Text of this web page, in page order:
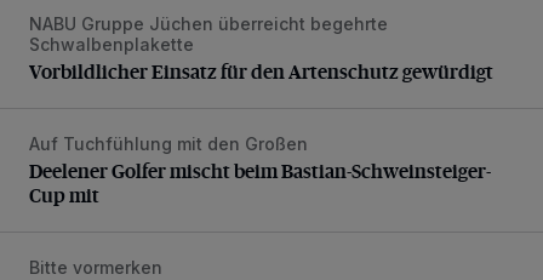
Vorbildlicher Einsatz für den Artenschutz gewürdigt
NABU Gruppe Jüchen überreicht begehrte
Schwalbenplakette
Vorbildlicher Einsatz für den Artenschutz gewürdigt
Deelener Golfer mischt beim Bastian-Schweinsteiger-
Auf Tuchfühlung mit den Großen
Deelener Golfer mischt beim Bastian-Schweinsteiger-
Cup mit
Mit dem Bus zur MusikMeile: Stadt und REVG bieten
Bitte vormerken